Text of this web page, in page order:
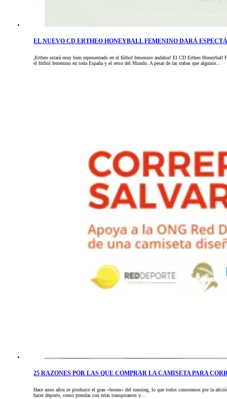
EL NUEVO CD ERTHEO HONEYBALL FEMENINO DARÁ
¡Ertheo estará muy bien representado en el fútbol femenino andaluz! El CD Ertheo
el fútbol femenino en toda España y el resto del Mundo. A pesar de las trabas que algunos…
25 RAZONES POR LAS QUE COMPRAR LA CAMISETA PARA
Hace unos años se produzco el gran «boom» del running, lo que todos conocemos por la
hacer deporte, como prendas con telas transpirantes y…